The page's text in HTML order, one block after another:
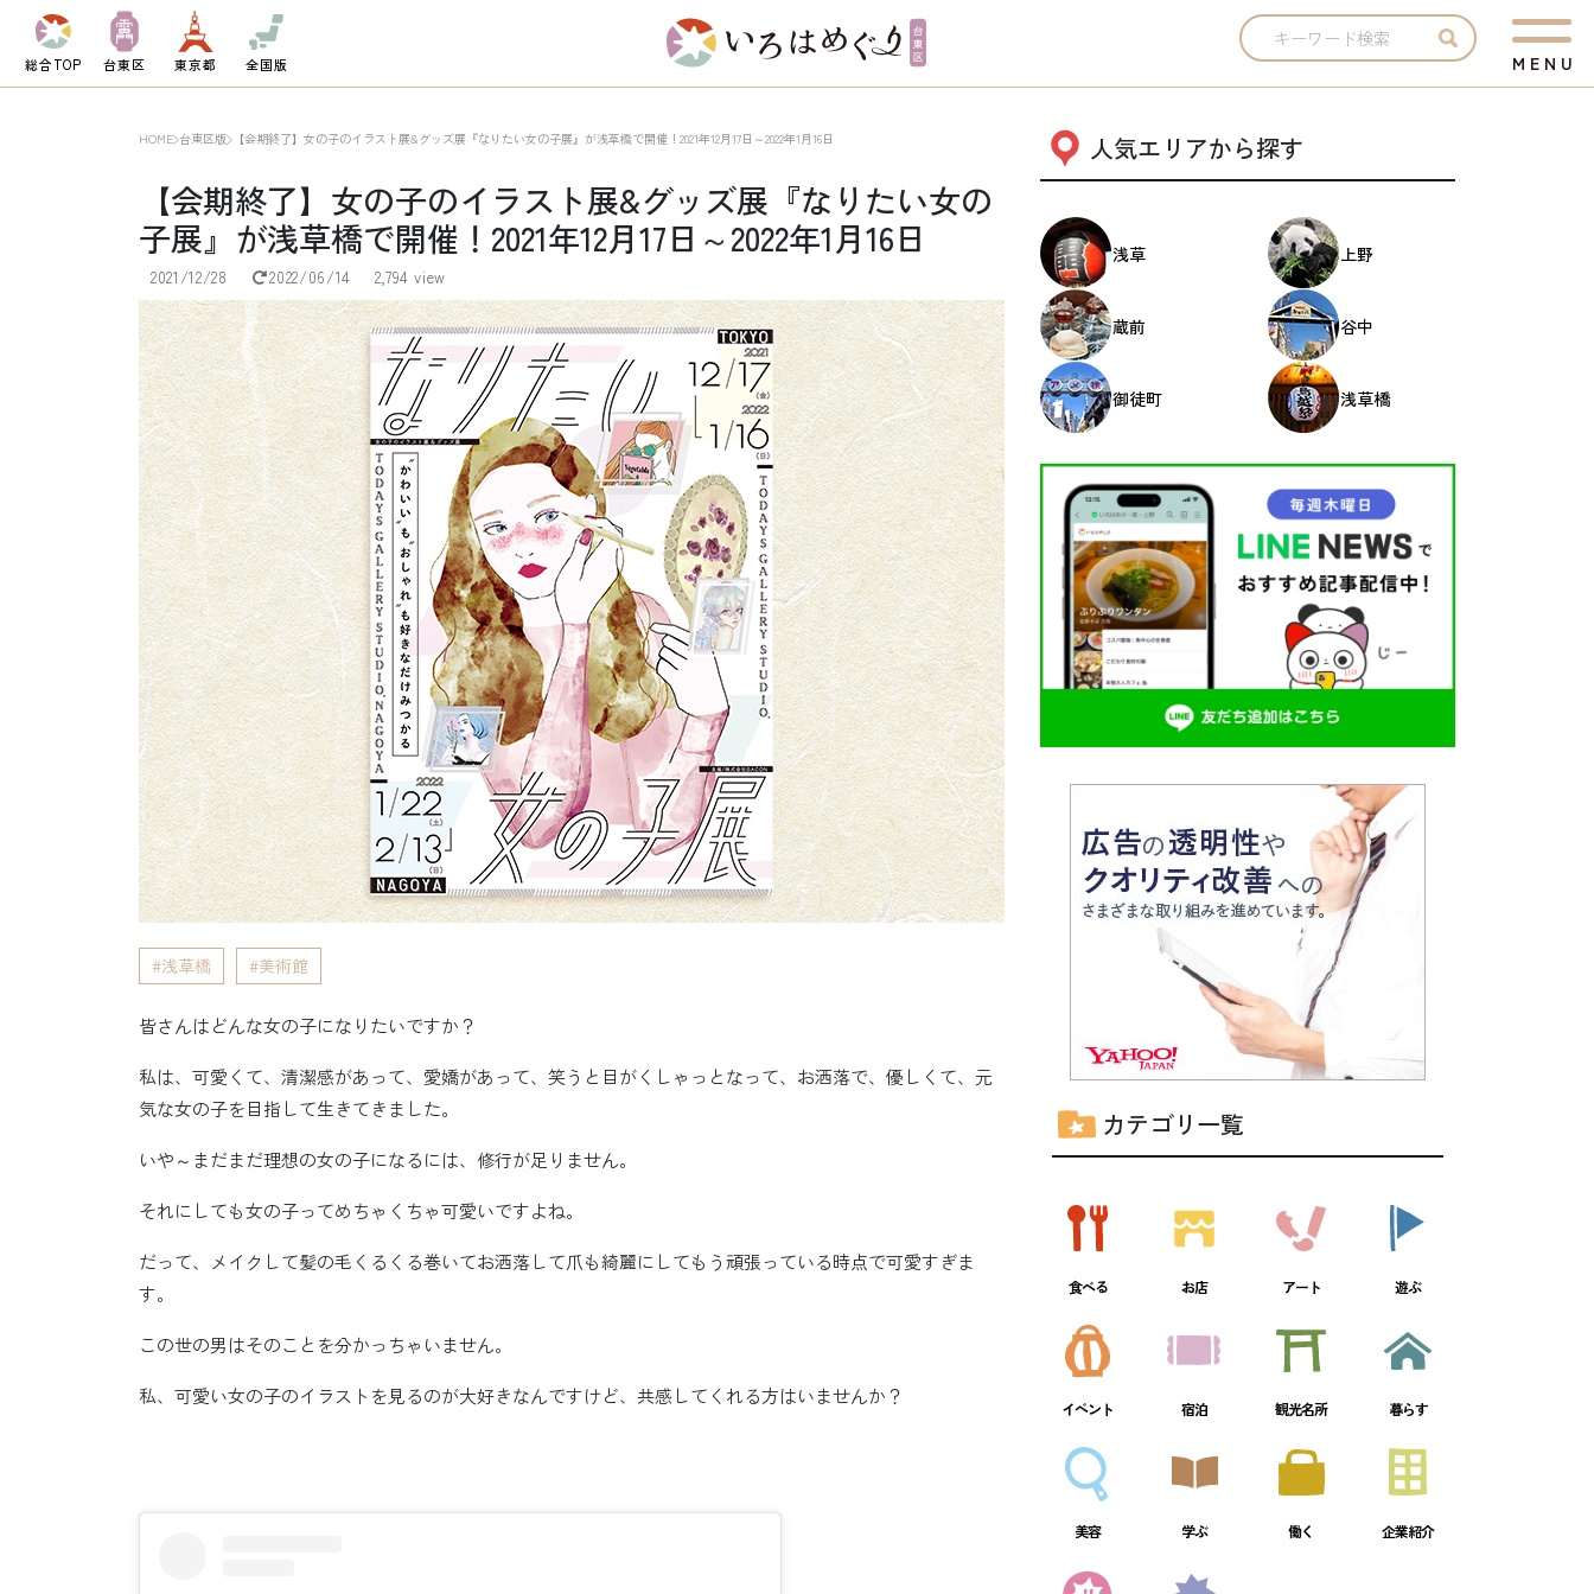
総合TOP 台東区 東京都 全国版 M E N U
HOME 台東区版 【会期終了】女の子のイラスト展&グッズ展『なりたい女の子展』が浅草橋で開催！2021年12月17日～2022年1月16日
【会期終了】女の子のイラスト展&グッズ展『なりたい女の
子展』が浅草橋で開催！2021年12月17日～2022年1月16日
2021/12/28 2022/06/14 2,794 view
浅草橋 美術館
皆さんはどんな女の子になりたいですか？
私は、可愛くて、清潔感があって、愛嬌があって、笑うと目がくしゃっとなって、お洒落で、優しくて、元
気な女の子を目指して生きてきました。
いや～まだまだ理想の女の子になるには、修行が足りません。
それにしても女の子ってめちゃくちゃ可愛いですよね。
だって、メイクして髪の毛くるくる巻いてお洒落して爪も綺麗にしてもう頑張っている時点で可愛すぎま
す。
この世の男はそのことを分かっちゃいません。
私、可愛い女の子のイラストを見るのが大好きなんですけど、共感してくれる方はいませんか？
人気エリアから探す
浅草 上野
蔵前 谷中
御徒町 浅草橋
カテゴリ一覧
食べる お店 アート 遊ぶ
イベント 宿泊 観光名所 暮らす
美容 学ぶ 働く 企業紹介